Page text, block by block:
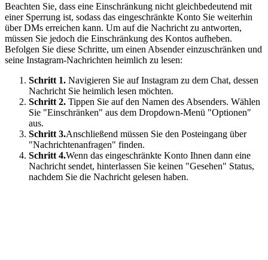
Beachten Sie, dass eine Einschränkung nicht gleichbedeutend mit
einer Sperrung ist, sodass das eingeschränkte Konto Sie weiterhin
über DMs erreichen kann. Um auf die Nachricht zu antworten,
müssen Sie jedoch die Einschränkung des Kontos aufheben.
Befolgen Sie diese Schritte, um einen Absender einzuschränken und
seine Instagram-Nachrichten heimlich zu lesen:
Schritt 1. Navigieren Sie auf Instagram zu dem Chat, dessen
Nachricht Sie heimlich lesen möchten.
Schritt 2. Tippen Sie auf den Namen des Absenders. Wählen
Sie "Einschränken" aus dem Dropdown-Menü "Optionen"
aus.
Schritt 3.Anschließend müssen Sie den Posteingang über
"Nachrichtenanfragen" finden.
Schritt 4.Wenn das eingeschränkte Konto Ihnen dann eine
Nachricht sendet, hinterlassen Sie keinen "Gesehen" Status,
nachdem Sie die Nachricht gelesen haben.